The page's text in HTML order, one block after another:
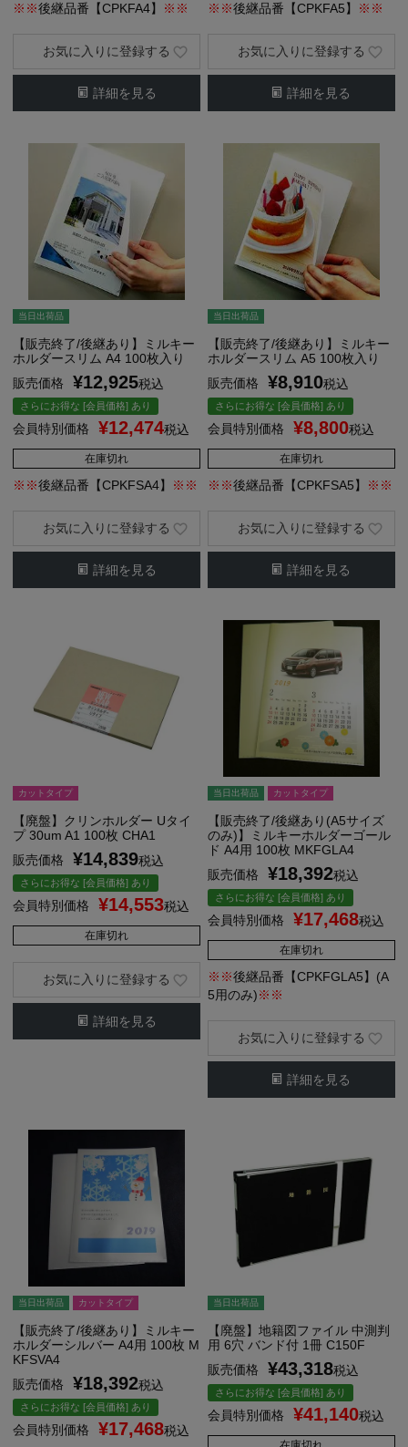
※※後継品番【CPKFA4】 ※※
詳細を見る
お気に入りに登録する
※※後継品番【CPKFA5】 ※※
詳細を見る
お気に入りに登録する
当日出荷品
【販売終了/後継あり】ミルキー
ホルダースリム A4 100枚入り
販売価格
¥12,925税込
さらにお得な [会員価格] あり
会員特別価格 ¥12,474税込
在庫切れ
※※後継品番【CPKFSA4】 ※※
詳細を見る
お気に入りに登録する
当日出荷品
【販売終了/後継あり】ミルキー
ホルダースリム A5 100枚入り
販売価格
¥8,910税込
さらにお得な [会員価格] あり
会員特別価格 ¥8,800税込
在庫切れ
※※後継品番【CPKFSA5】 ※※
詳細を見る
お気に入りに登録する
カットタイプ
【廃盤】クリンホルダー Uタイ
プ 30um A1 100枚 CHA1
販売価格
¥14,839税込
さらにお得な [会員価格] あり
会員特別価格 ¥14,553税込
在庫切れ
詳細を見る
お気に入りに登録する
当日出荷品 カットタイプ
【販売終了/後継あり(A5サイズ
のみ)】ミルキーホルダーゴール
ド A4用 100枚 MKFGLA4
販売価格
¥18,392税込
さらにお得な [会員価格] あり
会員特別価格 ¥17,468税込
在庫切れ
※※後継品番【CPKFGLA5】(A
5用のみ)※※
詳細を見る
お気に入りに登録する
当日出荷品 カットタイプ
【販売終了/後継あり】ミルキー
ホルダーシルバー A4用 100枚 M
KFSVA4
販売価格
¥18,392税込
さらにお得な [会員価格] あり
会員特別価格 ¥17,468税込
当日出荷品
【廃盤】地籍図ファイル 中測判
用 6穴 バンド付 1冊 C150F
販売価格
¥43,318税込
さらにお得な [会員価格] あり
会員特別価格 ¥41,140税込